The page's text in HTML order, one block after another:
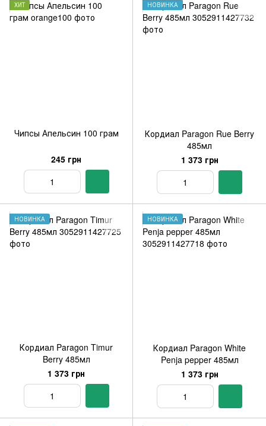
ХИТ
Чипсы Апельсин 100 грам
245 грн
НОВИНКА
Кордиал Paragon Rue Berry
485мл
1 373 грн
НОВИНКА
Кордиал Paragon Timur
Berry 485мл
1 373 грн
НОВИНКА
Кордиал Paragon White
Penja pepper 485мл
1 373 грн